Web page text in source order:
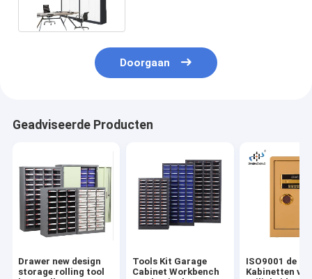
Doorgaan
Geadviseerde Producten
Drawer new design
storage rolling tool
Tools Kit Garage
Cabinet Workbench
ISO9001 de
Kabinetten